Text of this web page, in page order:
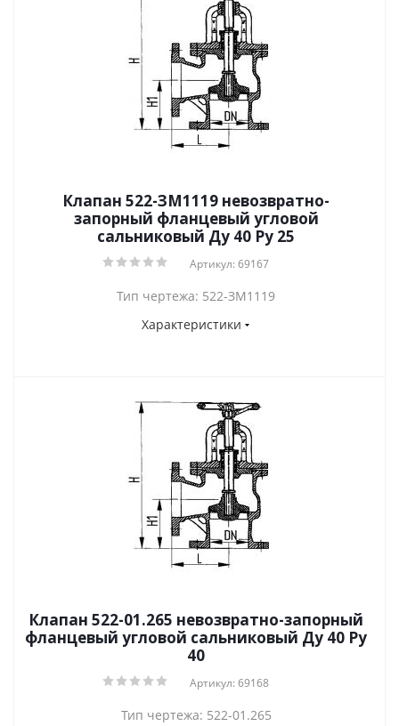
Клапан 522-ЗМ1119 невозвратно-
запорный фланцевый угловой
сальниковый Ду 40 Ру 25
Артикул: 69167
Тип чертежа: 522-ЗМ1119
Характеристики
Клапан 522-01.265 невозвратно-запорный
фланцевый угловой сальниковый Ду 40 Ру
40
Артикул: 69168
Тип чертежа: 522-01.265